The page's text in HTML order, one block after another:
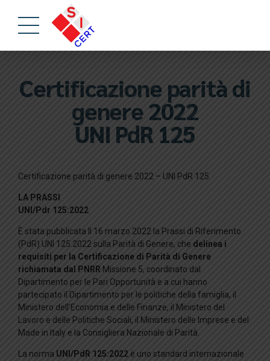
Certificazione parità di
genere 2022
UNI PdR 125
Certificazione parità di genere 2022 – UNI PdR 125
LA PRASSI
UNI/Pdr 125:2022
È stata pubblicata Il 16 marzo 2022 la Prassi di Riferimento
(PdR) UNI 125:2022 sulla Parità di Genere, che delinea i
requisiti per la Certificazione di Parità di Genere
richiamata dal PNRR Missione 5, coordinato dal
Dipartimento per le Pari Opportunità e a cui hanno
partecipato il Dipartimento per le politiche della famiglia, il
Ministero dell’Economia e delle Finanze, il Ministero del
Lavoro e delle Politiche Sociali, il Ministero delle Imprese e del
Made in Italy e la Consigliera Nazionale di Parità.
La norma UNI/PdR 125:2022 è uno standard internazionale